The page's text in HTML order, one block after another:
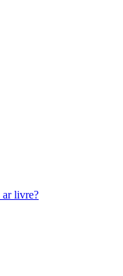
ar livre?